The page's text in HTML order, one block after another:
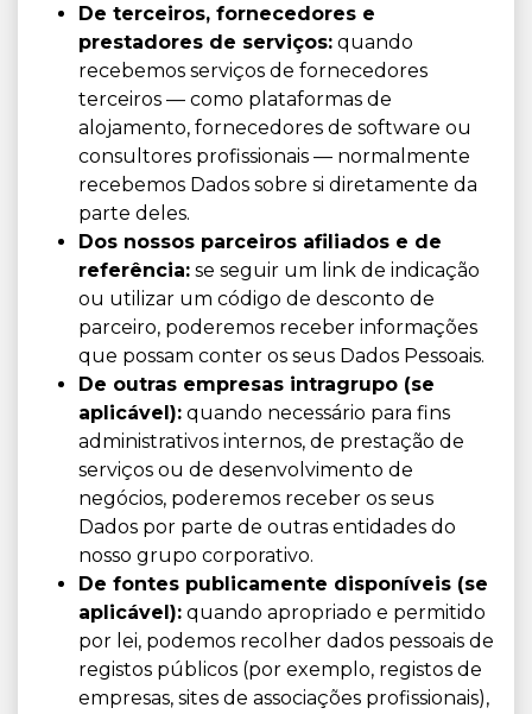
De terceiros, fornecedores e
prestadores de serviços: quando
recebemos serviços de fornecedores
terceiros — como plataformas de
alojamento, fornecedores de software ou
consultores profissionais — normalmente
recebemos Dados sobre si diretamente da
parte deles.
Dos nossos parceiros afiliados e de
referência: se seguir um link de indicação
ou utilizar um código de desconto de
parceiro, poderemos receber informações
que possam conter os seus Dados Pessoais.
De outras empresas intragrupo (se
aplicável): quando necessário para fins
administrativos internos, de prestação de
serviços ou de desenvolvimento de
negócios, poderemos receber os seus
Dados por parte de outras entidades do
nosso grupo corporativo.
De fontes publicamente disponíveis (se
aplicável): quando apropriado e permitido
por lei, podemos recolher dados pessoais de
registos públicos (por exemplo, registos de
empresas, sites de associações profissionais),